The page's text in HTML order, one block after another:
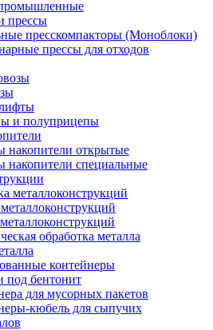
прессы
пресскомпакторы (Моноблоки)
прессы для отходов
и полуприцепы
накопители открытые
накопители специальные
металлоконструкций
обработка металла
контейнеры
под бентонит
для мусорных пакетов
кюбель для сыпучих